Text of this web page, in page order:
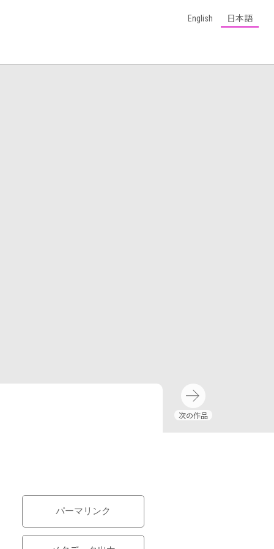
English 日本語
パーマリンク